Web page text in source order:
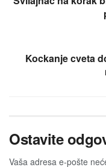
Kockanje cveta
Ostavite
Vaša adresa e-pošte